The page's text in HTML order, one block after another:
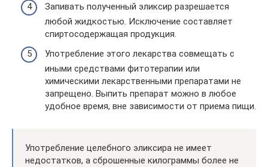
Запивать полученный эликсир разрешается
любой жидкостью. Исключение составляет
спиртосодержащая продукция.
Употребление этого лекарства совмещать с
иными средствами фитотерапии или
химическими лекарственными препаратами не
запрещено. Выпить препарат можно в любое
удобное время, вне зависимости от приема пищи.
Употребление целебного эликсира не имеет
недостатков, а сброшенные килограммы более не